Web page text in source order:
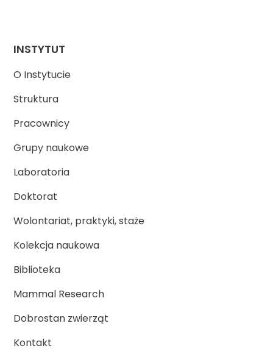
INSTYTUT
O Instytucie
Struktura
Pracownicy
Grupy naukowe
Laboratoria
Doktorat
Wolontariat, praktyki, staże
Kolekcja naukowa
Biblioteka
Mammal Research
Dobrostan zwierząt
Kontakt